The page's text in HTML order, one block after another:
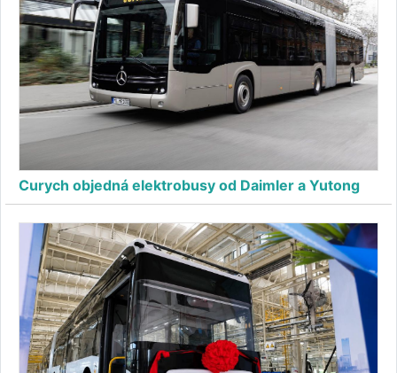
Curych objedná elektrobusy od Daimler a Yutong